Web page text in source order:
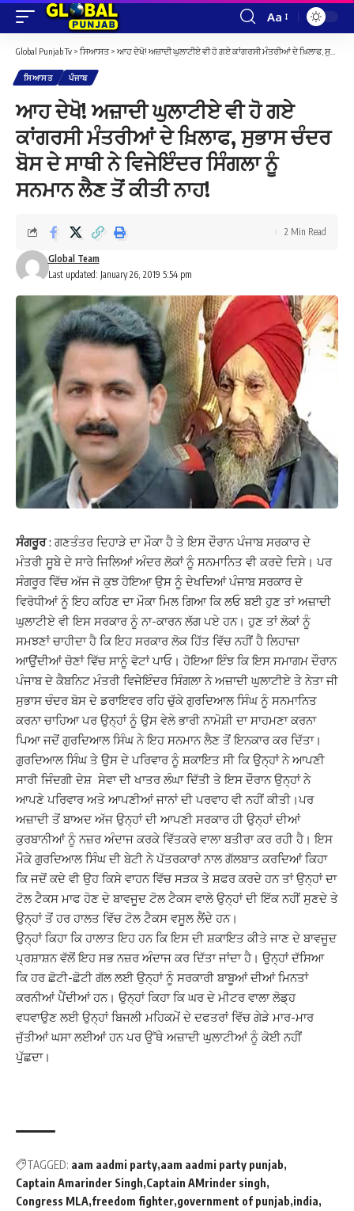
Font
Resizer
Aa
Global Punjab Tv > ਸਿਆਸਤ> ਆਹ ਦੇਖੋ! ਅਜ਼ਾਦੀ ਘੁਲਾਟੀਏ ਵੀ ਹੋ ਗਏ ਕਾਂਗਰਸੀ ਮੰਤਰੀਆਂ ਦੇ ਖ਼ਿਲਾਫ, ਸੁਭਾਸ ਚੰਦਰ ਬੋਸ ਦੇ ਸਾਥੀ ਨੇ ਵਿਜੇਇੰਦਰ ਸਿੰਗਲਾ ਨੂੰ ਸਨਮਾਨ ਲੈਣ ਤੋਂ ਕੀਤੀ ਨਾਹ!
ਸਿਆਸਤ ਪੰਜਾਬ
ਆਹ ਦੇਖੋ! ਅਜ਼ਾਦੀ ਘੁਲਾਟੀਏ ਵੀ ਹੋ ਗਏ
ਕਾਂਗਰਸੀ ਮੰਤਰੀਆਂ ਦੇ ਖ਼ਿਲਾਫ, ਸੁਭਾਸ ਚੰਦਰ
ਬੋਸ ਦੇ ਸਾਥੀ ਨੇ ਵਿਜੇਇੰਦਰ ਸਿੰਗਲਾ ਨੂੰ
ਸਨਮਾਨ ਲੈਣ ਤੋਂ ਕੀਤੀ ਨਾਹ!
Last updated: January 26, 2019 5:54 pm
Global Team
2 Min Read
ਸੰਗਰੂਰ: ਗਣਤੰਤਰ ਦਿਹਾੜੇ ਦਾ ਮੌਕਾ ਹੈ ਤੇ ਇਸ ਦੌਰਾਨ ਪੰਜਾਬ ਸਰਕਾਰ ਦੇ
ਮੰਤਰੀ ਸੂਬੇ ਦੇ ਸਾਰੇ ਜਿਲਿਆਂ ਅੰਦਰ ਲੋਕਾਂ ਨੂੰ ਸਨਮਾਨਿਤ ਵੀ ਕਰਦੇ ਦਿਸੇ। ਪਰ
ਸੰਗਰੂਰ ਵਿੱਚ ਅੱਜ ਜੋ ਕੁਝ ਹੋਇਆ ਉਸ ਨੂੰ ਦੇਖਦਿਆਂ ਪੰਜਾਬ ਸਰਕਾਰ ਦੇ
ਵਿਰੋਧੀਆਂ ਨੂੰ ਇਹ ਕਹਿਣ ਦਾ ਮੌਕਾ ਮਿਲ ਗਿਆ ਕਿ ਲਓ ਬਈ ਹੁਣ ਤਾਂ ਅਜ਼ਾਦੀ
ਘੁਲਾਟੀਏ ਵੀ ਇਸ ਸਰਕਾਰ ਨੂੰ ਨਾ-ਕਾਰਨ ਲੱਗ ਪਏ ਹਨ। ਹੁਣ ਤਾਂ ਲੋਕਾਂ ਨੂੰ
ਸਮਝਣਾਂ ਚਾਹੀਦਾ ਹੈ ਕਿ ਇਹ ਸਰਕਾਰ ਲੋਕ ਹਿੱਤ ਵਿੱਚ ਨਹੀਂ ਹੈ ਲਿਹਾਜ਼ਾ
ਆਉਂਦੀਆਂ ਚੋਣਾਂ ਵਿੱਚ ਸਾਨੂੰ ਵੋਟਾਂ ਪਾਓ। ਹੋਇਆ ਇੰਝ ਕਿ ਇਸ ਸਮਾਗਮ ਦੌਰਾਨ
ਪੰਜਾਬ ਦੇ ਕੈਬਨਿਟ ਮੰਤਰੀ ਵਿਜੇਇੰਦਰ ਸਿੰਗਲਾ ਨੇ ਅਜ਼ਾਦੀ ਘੁਲਾਟੀਏ ਤੇ ਨੇਤਾ ਜੀ
ਸੁਭਾਸ ਚੰਦਰ ਬੋਸ ਦੇ ਡਰਾਇਵਰ ਰਹਿ ਚੁੱਕੇ ਗੁਰਦਿਆਲ ਸਿੰਘ ਨੂੰ ਸਨਮਾਨਿਤ
ਕਰਨਾ ਚਾਹਿਆ ਪਰ ਉਨ੍ਹਾਂ ਨੂੰ ਉਸ ਵੇਲੇ ਭਾਰੀ ਨਾਮੋਸ਼ੀ ਦਾ ਸਾਹਮਣਾ ਕਰਨਾ
ਪਿਆ ਜਦੋਂ ਗੁਰਦਿਆਲ ਸਿੰਘ ਨੇ ਇਹ ਸਨਮਾਨ ਲੈਣ ਤੋਂ ਇਨਕਾਰ ਕਰ ਦਿੱਤਾ।
ਗੁਰਦਿਆਲ ਸਿੰਘ ਤੇ ਉਸ ਦੇ ਪਰਿਵਾਰ ਨੂੰ ਸ਼ਕਾਇਤ ਸੀ ਕਿ ਉਨ੍ਹਾਂ ਨੇ ਆਪਣੀ
ਸਾਰੀ ਜਿੰਦਗੀ ਦੇਸ਼ ਸੇਵਾ ਦੀ ਖਾਤਰ ਲੰਘਾ ਦਿੱਤੀ ਤੇ ਇਸ ਦੌਰਾਨ ਉਨ੍ਹਾਂ ਨੇ
ਆਪਣੇ ਪਰਿਵਾਰ ਅਤੇ ਆਪਣੀਆਂ ਜਾਨਾਂ ਦੀ ਪਰਵਾਹ ਵੀ ਨਹੀਂ ਕੀਤੀ।ਪਰ
ਅਜ਼ਾਦੀ ਤੋਂ ਬਾਅਦ ਅੱਜ ਉਨ੍ਹਾਂ ਦੀ ਆਪਣੀ ਸਰਕਾਰ ਹੀ ਉਨ੍ਹਾਂ ਦੀਆਂ
ਕੁਰਬਾਨੀਆਂ ਨੂੰ ਨਜ਼ਰ ਅੰਦਾਜ ਕਰਕੇ ਵਿੱਤਕਰੇ ਵਾਲਾ ਬਤੀਰਾ ਕਰ ਰਹੀ ਹੈ। ਇਸ
ਮੌਕੇ ਗੁਰਦਿਆਲ ਸਿੰਘ ਦੀ ਬੇਟੀ ਨੇ ਪੱਤਰਕਾਰਾਂ ਨਾਲ ਗੱਲਬਾਤ ਕਰਦਿਆਂ ਕਿਹਾ
ਕਿ ਜਦੋਂ ਕਦੇ ਵੀ ਉਹ ਕਿਸੇ ਵਾਹਨ ਵਿੱਚ ਸੜਕ ਤੇ ਸ਼ਫਰ ਕਰਦੇ ਹਨ ਤਾਂ ਉਨ੍ਹਾਂ ਦਾ
ਟੋਲ ਟੈਕਸ ਮਾਫ ਹੋਣ ਦੇ ਬਾਵਜੂਦ ਟੋਲ ਟੈਕਸ ਵਾਲੇ ਉਨ੍ਹਾਂ ਦੀ ਇੱਕ ਨਹੀਂ ਸੁਣਦੇ ਤੇ
ਉਨ੍ਹਾਂ ਤੋਂ ਹਰ ਹਾਲਤ ਵਿੱਚ ਟੋਲ ਟੈਕਸ ਵਸੂਲ ਲੈਂਦੇ ਹਨ।
ਉਨ੍ਹਾਂ ਕਿਹਾ ਕਿ ਹਾਲਾਤ ਇਹ ਹਨ ਕਿ ਇਸ ਦੀ ਸ਼ਕਾਇਤ ਕੀਤੇ ਜਾਣ ਦੇ ਬਾਵਜੂਦ
ਪ੍ਰਸ਼ਾਸ਼ਨ ਵੱਲੋਂ ਇਹ ਸਭ ਨਜ਼ਰ ਅੰਦਾਜ ਕਰ ਦਿੱਤਾ ਜਾਂਦਾ ਹੈ। ਉਨ੍ਹਾਂ ਦੱਸਿਆ
ਕਿ ਹਰ ਛੋਟੀ-ਛੋਟੀ ਗੱਲ ਲਈ ਉਨ੍ਹਾਂ ਨੂੰ ਸਰਕਾਰੀ ਬਾਬੂਆਂ ਦੀਆਂ ਮਿਨਤਾਂ
ਕਰਨੀਆਂ ਪੈਂਦੀਆਂ ਹਨ। ਉਨ੍ਹਾਂ ਕਿਹਾ ਕਿ ਘਰ ਦੇ ਮੀਟਰ ਵਾਲਾ ਲੋਡ੍ਹ
ਵਧਵਾਉਣ ਲਈ ਉਨ੍ਹਾਂ ਬਿਜਲੀ ਮਹਿਕਮੇਂ ਦੇ ਦਫਤਰਾਂ ਵਿੱਚ ਗੇੜੇ ਮਾਰ-ਮਾਰ
ਜੁੱਤੀਆਂ ਘਸਾ ਲਈਆਂ ਹਨ ਪਰ ਉੱਥੇ ਅਜ਼ਾਦੀ ਘੁਲਾਟੀਆਂ ਨੂੰ ਕੋਈ ਨਹੀਂ
ਪੁੱਛਦਾ।
TAGGED: aam aadmi party aam aadmi party punjab
Captain Amarinder Singh Captain AMrinder singh
Congress MLA freedom fighter government of punjab india